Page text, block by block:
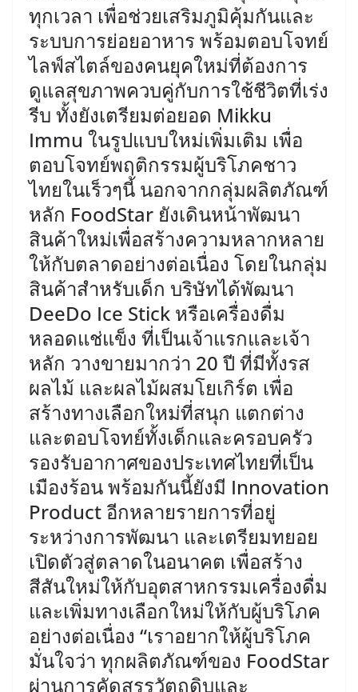
ทุกเวลา เพื่อช่วยเสริมภูมิคุ้มกันและ
ระบบการย่อยอาหาร พร้อมตอบโจทย์
ไลฟ์สไตล์ของคนยุคใหม่ที่ต้องการ
ดูแลสุขภาพควบคู่กับการใช้ชีวิตที่เร่ง
รีบ ทั้งยังเตรียมต่อยอด Mikku
Immu ในรูปแบบใหม่เพิ่มเติม เพื่อ
ตอบโจทย์พฤติกรรมผู้บริโภคชาว
ไทยในเร็วๆนี้ ​นอกจากกลุ่มผลิตภัณฑ์
หลัก FoodStar ยังเดินหน้าพัฒนา
สินค้าใหม่เพื่อสร้างความหลากหลาย
ให้กับตลาดอย่างต่อเนื่อง โดยในกลุ่ม
สินค้าสำหรับเด็ก บริษัทได้พัฒนา
DeeDo Ice Stick หรือเครื่องดื่ม
หลอดแช่แข็ง ที่เป็นเจ้าแรกและเจ้า
หลัก วางขายมากว่า 20 ปี ที่มีทั้งรส
ผลไม้ และผลไม้ผสมโยเกิร์ต เพื่อ
สร้างทางเลือกใหม่ที่สนุก แตกต่าง
และตอบโจทย์ทั้งเด็กและครอบครัว
รองรับอากาศของประเทศไทยที่เป็น
เมืองร้อน พร้อมกันนี้ยังมี Innovation
Product อีกหลายรายการที่อยู่
ระหว่างการพัฒนา และเตรียมทยอย
เปิดตัวสู่ตลาดในอนาคต เพื่อสร้าง
สีสันใหม่ให้กับอุตสาหกรรมเครื่องดื่ม
และเพิ่มทางเลือกใหม่ให้กับผู้บริโภค
อย่างต่อเนื่อง ​“เราอยากให้ผู้บริโภค
มั่นใจว่า ทุกผลิตภัณฑ์ของ FoodStar
ผ่านการคัดสรรวัตถุดิบและ